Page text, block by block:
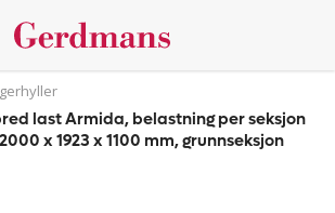
last Armida, belastning per seksjon
x 1923 x 1100 mm, grunnseksjon